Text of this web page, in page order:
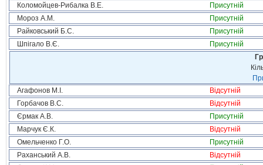
Коломойцев-Рибалка В.Е.
Присутній
Мороз А.М.
Присутній
Райковський Б.С.
Присутній
Шпігало В.Є.
Присутній
Агафонов М.І.
Відсутній
Горбачов В.С.
Відсутній
Єрмак А.В.
Присутній
Марчук Є.К.
Відсутній
Омельченко Г.О.
Присутній
Раханський А.В.
Відсутній